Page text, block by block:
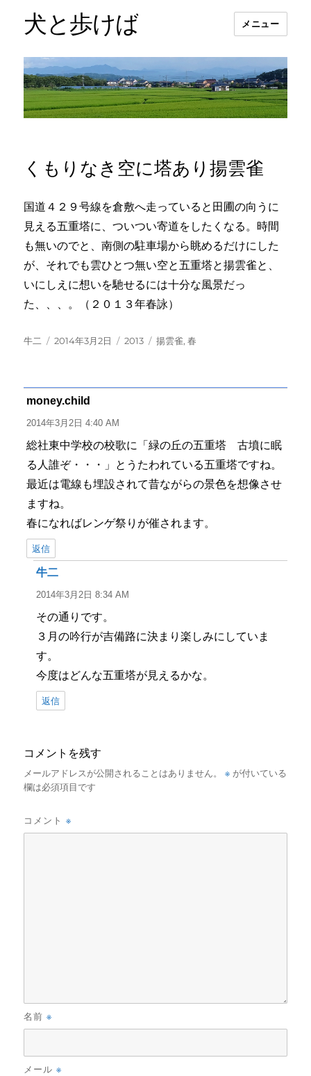
犬と歩けば メニュー
くもりなき空に塔あり揚雲雀
国道４２９号線を倉敷へ走っていると田圃の向うに
見える五重塔に、ついつい寄道をしたくなる。時間
も無いのでと、南側の駐車場から眺めるだけにした
が、それでも雲ひとつ無い空と五重塔と揚雲雀と、
いにしえに想いを馳せるには十分な風景だっ
た、、、。（２０１３年春詠）
投
牛二
投
2014年3月2日
カ
2013
タ
揚雲雀,春
money.child
り:
2014年3月2日 4:40 AM
総社東中学校の校歌に「緑の丘の五重塔 古墳に眠
る人誰ぞ・・・」とうたわれている五重塔ですね。
最近は電線も埋設されて昔ながらの景色を想像させ
ますね。
春になればレンゲ祭りが催されます。
返信
牛二よ
り:
2014年3月2日 8:34 AM
その通りです。
３月の吟行が吉備路に決まり楽しみにしていま
す。
今度はどんな五重塔が見えるかな。
返信
コメントを残す
メールアドレスが公開されることはありません。 ※ が付いている
欄は必須項目です
コメント※
名前※
メール※